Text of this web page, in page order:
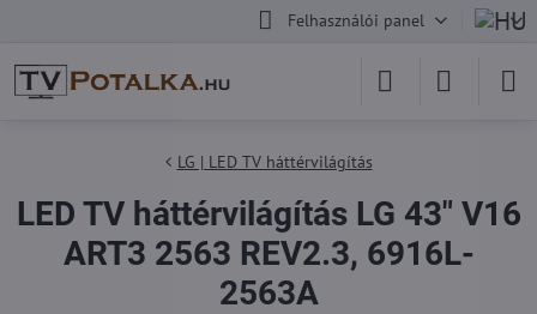
Felhasználói panel
LG | LED TV háttérvilágítás
LED TV háttérvilágítás LG 43" V16
ART3 2563 REV2.3, 6916L-
2563A